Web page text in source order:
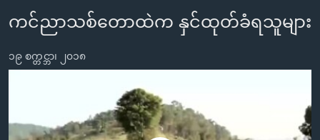
များ
ပင်မ
နိုင်ငံတကာ
တရုတ်
အစ္စရေး-ပါလက်စတိုင်း
ဗွီဒီယို
ရပ်ဝန်းတခု လမ်းတခု အလွန်
အင်္ဂလိပ်စာလေ့လာမယ်
အမေရိကန်သုံးအီဒီယံ
အပတ်စဉ်ကဏ္ဍများ
ကင်ညာသစ်တောထဲက နှင်ထုတ်ခံရသူများ
၁၉ စက္တင္ဘာ၊ ၂၀၁၈